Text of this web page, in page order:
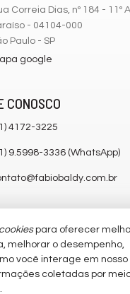
Correia Dias, nº 184 - 11º
- 04104-000
Paulo - SP
google
CONOSCO
4172-3225
9.5998-3336 (WhatsApp)
MAIS
nosso newsletter
cookiespara oferecer
melhorar o desempenho,
você interage em nosso
coletadas por